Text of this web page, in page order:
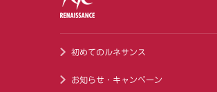
初めてのルネサンス
お知らせ・キャンペーン